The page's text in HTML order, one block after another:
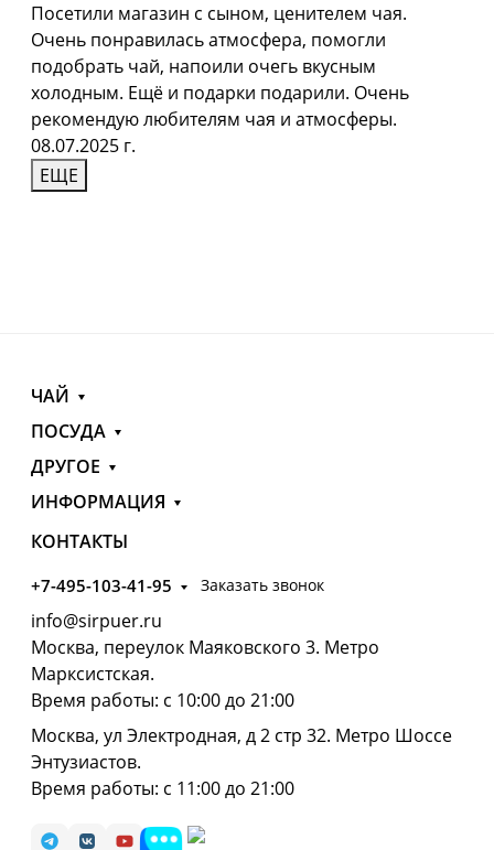
Посетили магазин с сыном, ценителем чая.
Очень понравилась атмосфера, помогли
подобрать чай, напоили очегь вкусным
холодным. Ещё и подарки подарили. Очень
рекомендую любителям чая и атмосферы.
08.07.2025 г.
ЕЩЕ
ЧАЙ
ПОСУДА
ДРУГОЕ
ИНФОРМАЦИЯ
КОНТАКТЫ
+7-495-103-41-95 Заказать звонок
info@sirpuer.ru
Москва, переулок Маяковского 3. Метро
Марксистская.
Время работы: с 10:00 до 21:00
Москва, ул Электродная, д 2 стр 32. Метро Шоссе
Энтузиастов.
Время работы: с 11:00 до 21:00